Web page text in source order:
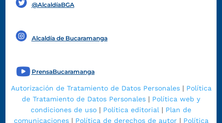
@AlcaldíaBGA
Alcaldía de Bucaramanga
PrensaBucaramanga
Autorización de Tratamiento de Datos Personales| Política
de Tratamiento de Datos Personales | Política web y
condiciones de uso | Política editorial | Plan de
comunicaciones| Política de derechos de autor| Política